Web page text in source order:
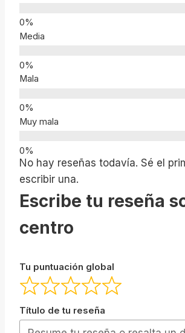
Media
Mala
Muy mala
No hay reseñas todavía. Sé el
escribir una.
Escribe tu reseña
centro
Tu puntuación global
Título de tu reseña